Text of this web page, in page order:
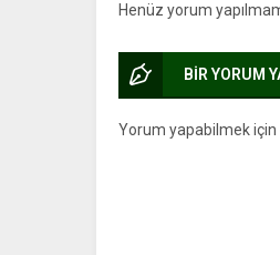
Henüz yorum
BİR YORUM
Yorum yapabilmek için